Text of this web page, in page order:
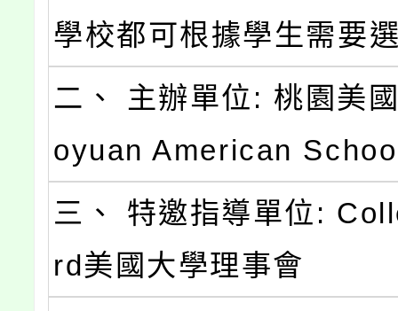
學校都可根據學生需要
二、 主辦單位: 桃園美
oyuan American
三、 特邀指導單位:
rd美國大學理事會